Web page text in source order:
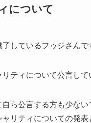
について
しているフゥジさん
ティについて公言して
ら公言する方も少な
リティについての発